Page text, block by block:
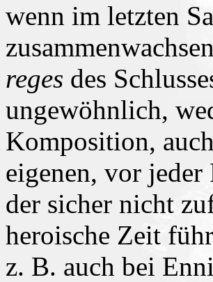
wenn im letzten
reges des
ungewöhnlich,
Komposition,
eigenen, vor jeder
der sicher nicht
heroische Zeit
z. B. auch bei